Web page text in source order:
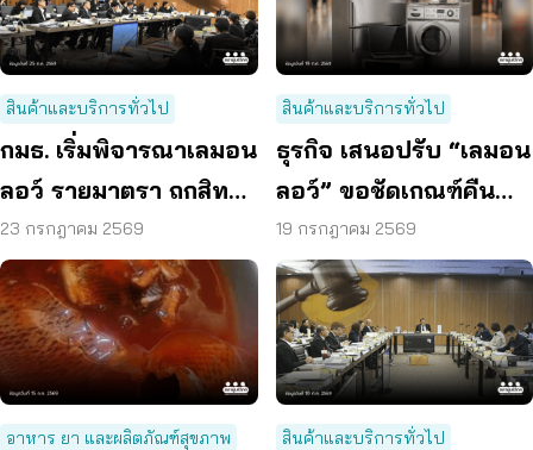
สินค้าและบริการทั่วไป
กมธ. เริ่มพิจารณาเลมอน
ลอว์ รายมาตรา ถกสิทธิ
ซ่อม – เปลี่ยน – คืนเงิน
23 กรกฎาคม 2569
สินค้าและบริการทั่วไป
ธุรกิจ เสนอปรับ “เลมอน
ลอว์” ขอชัดเกณฑ์คืน
สินค้า หยุดค่างวด
แพลตฟอร์มร่วมรับผิด
19 กรกฎาคม 2569
อาหาร ยา และผลิตภัณฑ์สุขภาพ สินค้าและบริการทั่วไป